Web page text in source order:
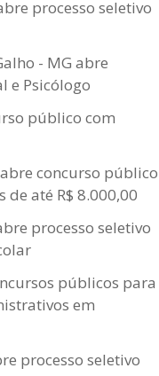
processo seletivo
- MG abre
e Psicólogo
público com
concurso público
de até R$ 8.000,00
processo seletivo
públicos para
em
processo seletivo